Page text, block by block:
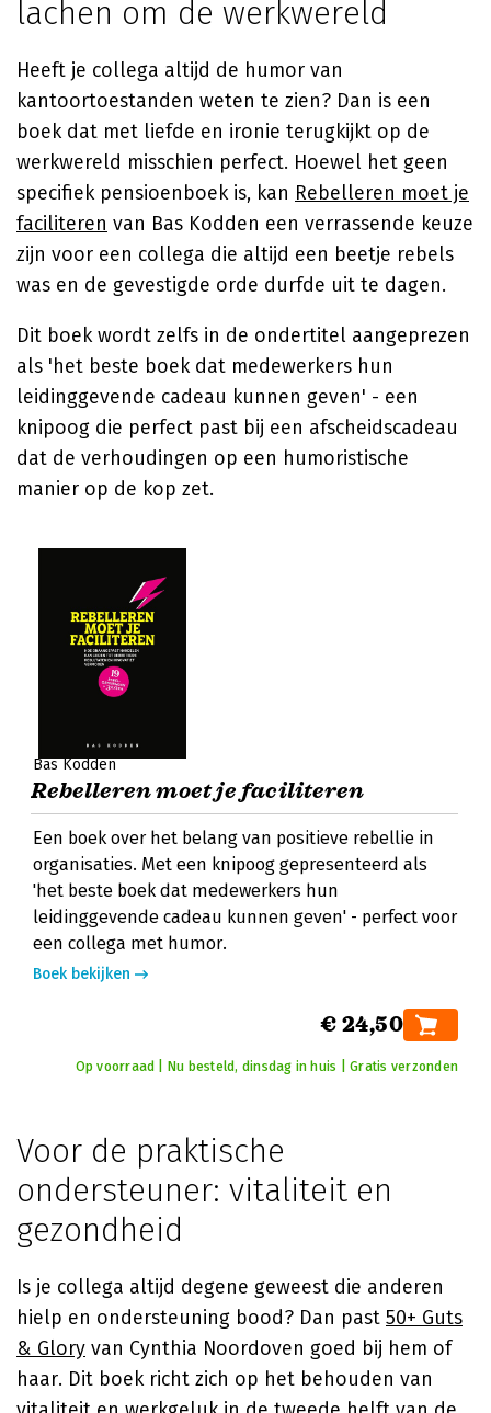
lachen om de werkwereld
Heeft je collega altijd de humor van
kantoortoestanden weten te zien? Dan is een
boek dat met liefde en ironie terugkijkt op de
werkwereld misschien perfect. Hoewel het geen
specifiek pensioenboek is, kan Rebelleren moet je
faciliteren van Bas Kodden een verrassende keuze
zijn voor een collega die altijd een beetje rebels
was en de gevestigde orde durfde uit te dagen.
Dit boek wordt zelfs in de ondertitel aangeprezen
als 'het beste boek dat medewerkers hun
leidinggevende cadeau kunnen geven' - een
knipoog die perfect past bij een afscheidscadeau
dat de verhoudingen op een humoristische
manier op de kop zet.
Bas Kodden
Rebelleren moet je faciliteren
Een boek over het belang van positieve rebellie in
organisaties. Met een knipoog gepresenteerd als
'het beste boek dat medewerkers hun
leidinggevende cadeau kunnen geven' - perfect voor
een collega met humor.
Boek bekijken
€ 24,50
Op voorraad | Nu besteld, dinsdag in huis | Gratis verzonden
Voor de praktische
ondersteuner: vitaliteit en
gezondheid
Is je collega altijd degene geweest die anderen
hielp en ondersteuning bood? Dan past 50+ Guts
& Glory van Cynthia Noordoven goed bij hem of
haar. Dit boek richt zich op het behouden van